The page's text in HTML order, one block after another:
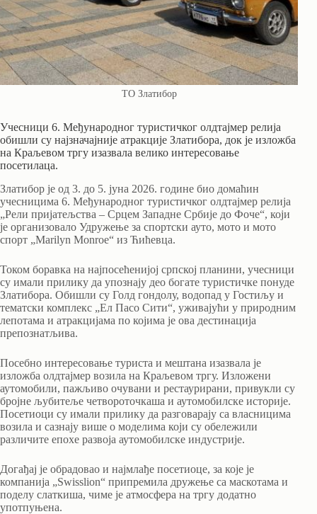
ТО Златибор
Учесници 6. Међународног туристичког олдтајмер релија
обишли су најзначајније атракције Златибора, док је изложба
на Краљевом тргу изазвала велико интересовање
посетилаца.
Златибор је од 3. до 5. јуна 2026. године био домаћин
учесницима 6. Међународног туристичког олдтајмер релија
„Рели пријатељства – Срцем Западне Србије до Фоче“, који
је организовало Удружење за спортски ауто, мото и мото
спорт „Marilyn Monroe“ из Ћићевца.
Током боравка на најпосећенијој српској планини, учесници
су имали прилику да упознају део богате туристичке понуде
Златибора. Обишли су Голд гондолу, водопад у Гостиљу и
тематски комплекс „Ел Пасо Сити“, уживајући у природним
лепотама и атракцијама по којима је ова дестинација
препознатљива.
Посебно интересовање туриста и мештана изазвала је
изложба олдтајмер возила на Краљевом тргу. Изложени
аутомобили, пажљиво очувани и рестаурирани, привукли су
бројне љубитеље четвороточкаша и аутомобилске историје.
Посетиоци су имали прилику да разговарају са власницима
возила и сазнају више о моделима који су обележили
различите епохе развоја аутомобилске индустрије.
Догађај је обрадовао и најмлађе посетиоце, за које је
компанија „Swisslion“ припремила дружење са маскотама и
поделу слаткиша, чиме је атмосфера на тргу додатно
употпуњена.